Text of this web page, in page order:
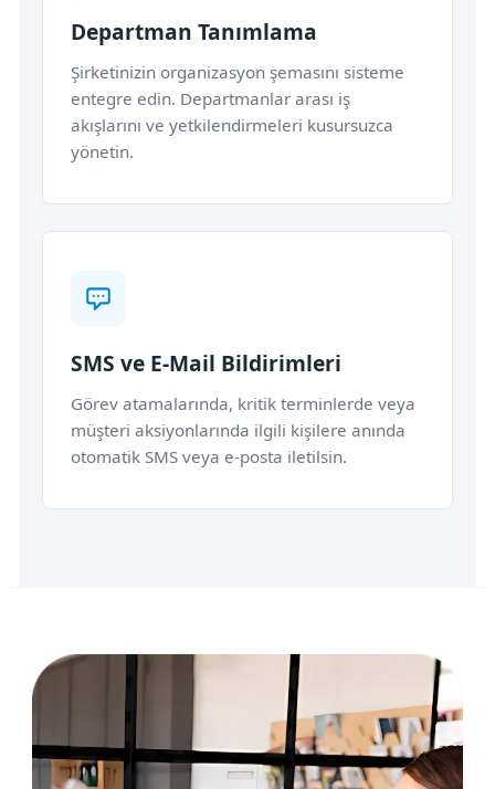
Departman Tanımlama
Şirketinizin organizasyon şemasını sisteme
entegre edin. Departmanlar arası iş
akışlarını ve yetkilendirmeleri kusursuzca
yönetin.
SMS ve E-Mail Bildirimleri
Görev atamalarında, kritik terminlerde veya
müşteri aksiyonlarında ilgili kişilere anında
otomatik SMS veya e-posta iletilsin.